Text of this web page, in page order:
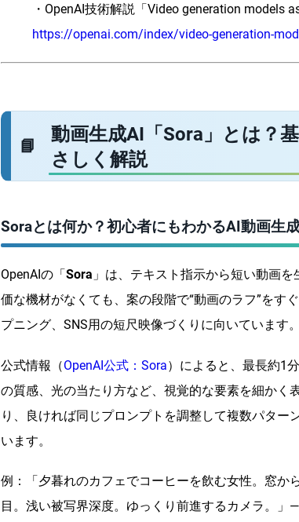
・OpenAI技術解説「Video generation models
https://openai.com/index/video-generation-
動画生成AI「Sora」とは？
さしく解説
Soraとは何か？初心者にもわかるAI動画生
OpenAIの「 Sora 」は、テキスト指示から短い動画
価な機材がなくても、案の段階で“動画のラフ”をす
プニング、SNS用の短尺映像づくりに向いています。
公式情報（OpenAI公式：Sora）によると、最長約1
の質感、光の当たり方など、視覚的な要素を細かく
り、良ければ同じプロンプトを調整して複数パタ
います。
例：「夕暮れのカフェでコーヒーを飲む女性。窓か
目。浅い被写界深度。ゆっくり前進するカメラ。